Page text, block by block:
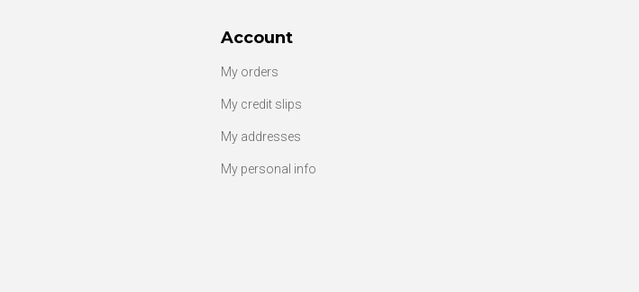
Account
My orders
My credit slips
My addresses
My personal info